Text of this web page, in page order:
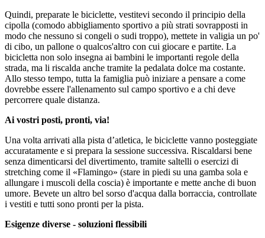
Quindi, preparate le biciclette, vestitevi secondo il principio della
cipolla (comodo abbigliamento sportivo a più strati sovrapposti in
modo che nessuno si congeli o sudi troppo), mettete in valigia un po'
di cibo, un pallone o qualcos'altro con cui giocare e partite. La
bicicletta non solo insegna ai bambini le importanti regole della
strada, ma li riscalda anche tramite la pedalata dolce ma costante.
Allo stesso tempo, tutta la famiglia può iniziare a pensare a come
dovrebbe essere l'allenamento sul campo sportivo e a chi deve
percorrere quale distanza.
Ai vostri posti, pronti, via!
Una volta arrivati alla pista d’atletica, le biciclette vanno posteggiate
accuratamente e si prepara la sessione successiva. Riscaldarsi bene
senza dimenticarsi del divertimento, tramite saltelli o esercizi di
stretching come il «Flamingo» (stare in piedi su una gamba sola e
allungare i muscoli della coscia) è importante e mette anche di buon
umore. Bevete un altro bel sorso d'acqua dalla borraccia, controllate
i vestiti e tutti sono pronti per la pista.
Esigenze diverse - soluzioni flessibili